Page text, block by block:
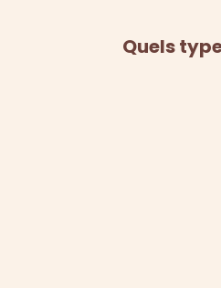
Quels